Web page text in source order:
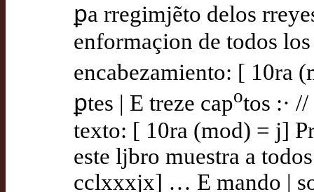
ꝑa rregimjẽto delos
enformaçion de todos
encabezamiento: [ 10ra
ꝑtes | E treze capotos :·
texto: [ 10ra (mod) = j]
este ljbro muestra a
cclxxxjx] … E mando |